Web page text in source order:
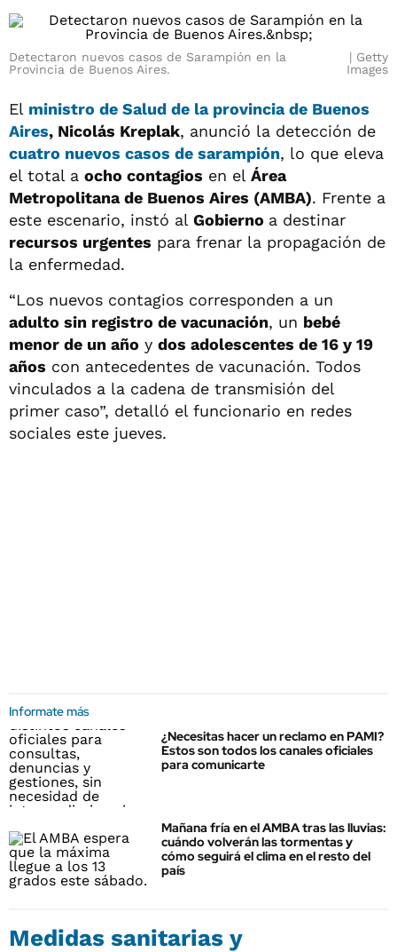
Detectaron nuevos casos de Sarampión en la
Provincia de Buenos Aires.
Getty
Images
El ministro de Salud de la provincia de Buenos
Aires, Nicolás Kreplak, anunció la detección de
cuatro nuevos casos de sarampión, lo que eleva
el total a ocho contagios en el Área
Metropolitana de Buenos Aires (AMBA). Frente a
este escenario, instó al Gobierno a destinar
recursos urgentes para frenar la propagación de
la enfermedad.
“Los nuevos contagios corresponden a un
adulto sin registro de vacunación, un bebé
menor de un año y dos adolescentes de 16 y 19
años con antecedentes de vacunación. Todos
vinculados a la cadena de transmisión del
primer caso”, detalló el funcionario en redes
sociales este jueves.
Informate más
¿Necesitas hacer un reclamo en PAMI?
Estos son todos los canales oficiales
para comunicarte
Mañana fría en el AMBA tras las lluvias:
cuándo volverán las tormentas y
cómo seguirá el clima en el resto del
país
Medidas sanitarias y